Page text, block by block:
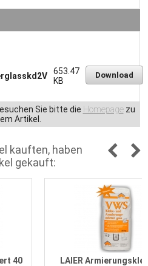
653.47
KB
Download
Sie bitte die Homepagezu
Artikel.
kauften, haben
gekauft:
40
LAIER